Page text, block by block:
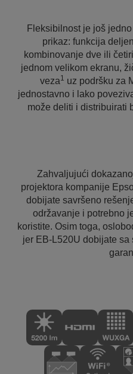
Fleksibilnost je još
prikaz: funkcija
kombinovanje dve ili
jednom velikom ekranu,
veza1 uz podršku za
jednostavno i lako
može deliti i distribuirati
Zahvaljujući
projektora kompanije
dobijate savršeno
održavanje i potrebno
koristite. Osim toga,
jer EB-L520U dobijate